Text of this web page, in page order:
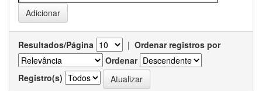
Resultados/Página | Ordenar registros por
Ordenar
Registro(s)